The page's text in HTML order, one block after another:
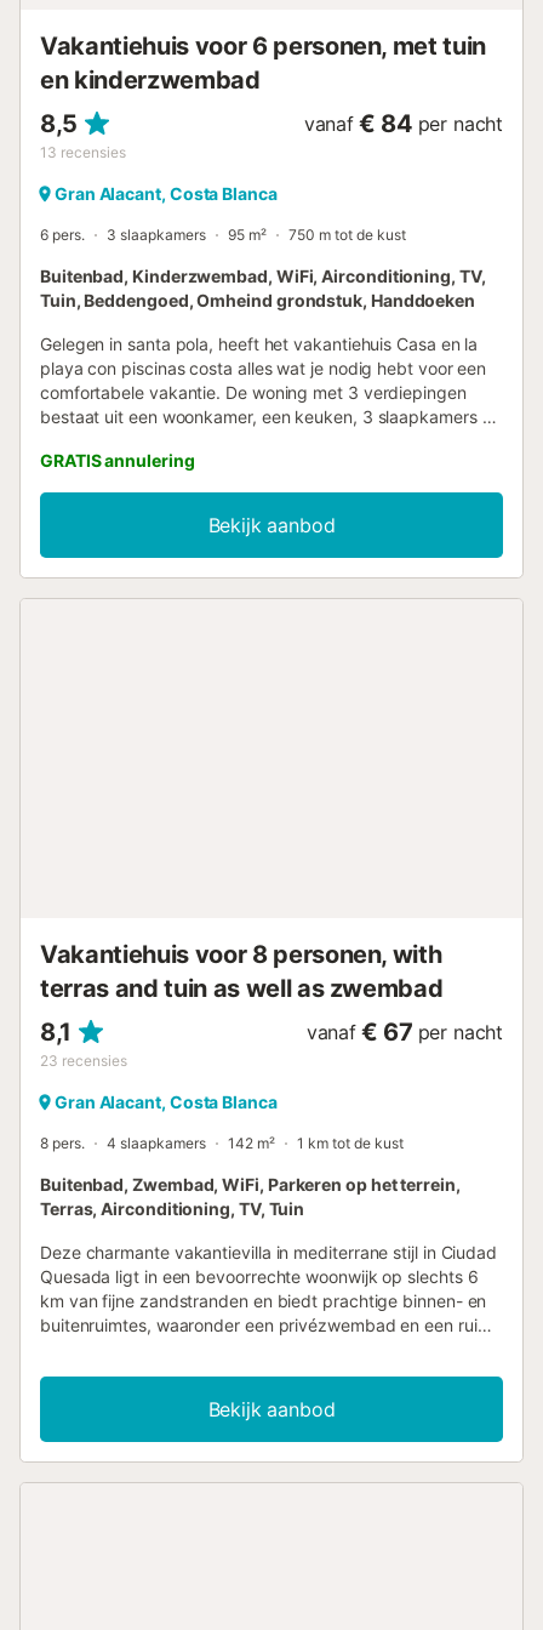
Vakantiehuis voor 6 personen, met tuin
en kinderzwembad
8,5
13 recensies
vanaf € 84 per nacht
Gran Alacant, Costa Blanca
6 pers. 3 slaapkamers 95 m² 750 m tot de kust
Buitenbad, Kinderzwembad, WiFi, Airconditioning, TV,
Tuin, Beddengoed, Omheind grondstuk, Handdoeken
Gelegen in santa pola, heeft het vakantiehuis Casa en la
playa con piscinas costa alles wat je nodig hebt voor een
comfortabele vakantie. De woning met 3 verdiepingen
bestaat uit een woonkamer, een keuken, 3 slaapkamers en
6 personen. Extra voorzieningen zijn Wi-Fi, een tv, een
ventilator en een wasmachine. Een babybedje en een
kinderstoel zijn ook beschikbaar. Deze accommodatie
biedt niet: airconditioning. Deze vakantiewoning beschikt
over een eigen buitenterras en een barbecue. Geniet
GRATIS annulering
Bekijk aanbod
Vakantiehuis voor 8 personen, with
terras and tuin as well as zwembad
8,1
23 recensies
vanaf € 67 per nacht
Gran Alacant, Costa Blanca
8 pers. 4 slaapkamers 142 m² 1 km tot de kust
Buitenbad, Zwembad, WiFi, Parkeren op het terrein,
Terras, Airconditioning, TV, Tuin
Deze charmante vakantievilla in mediterrane stijl in Ciudad
Quesada ligt in een bevoorrechte woonwijk op slechts 6
km van fijne zandstranden en biedt prachtige binnen- en
buitenruimtes, waaronder een privézwembad en een ruim
door de villa, die is verdeeld in twee aparte verdiepingen,
ideaal om te genieten van totale privacy. De lichte en
ruime begane grond beschikt over een stijlvol ingerichte
woonkamer, een eethoek verbonden met de woonkamer
Bekijk aanbod